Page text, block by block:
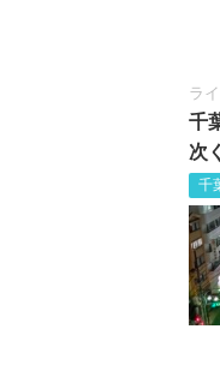
ラ
千
次
千